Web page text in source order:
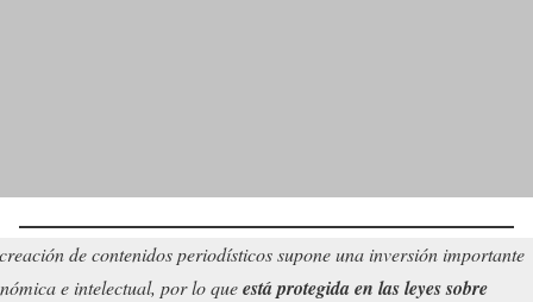
de contenidos periodísticos supone una inversión importante
e intelectual, por lo queestá protegida en las leyes sobre